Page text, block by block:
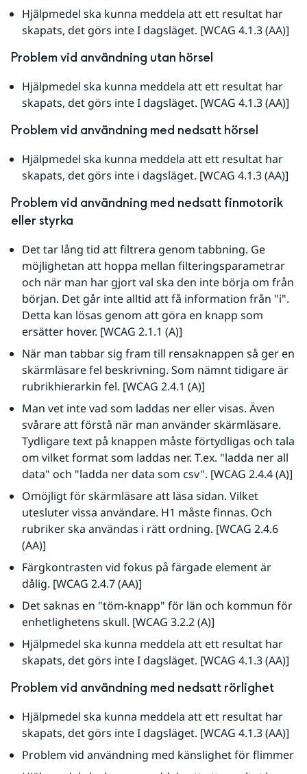
Hjälpmedel ska kunna meddela att ett resultat har
skapats, det görs inte I dagsläget. [WCAG 4.1.3 (AA)]
Problem vid användning utan hörsel
Hjälpmedel ska kunna meddela att ett resultat har
skapats, det görs inte I dagsläget. [WCAG 4.1.3 (AA)]
Problem vid användning med nedsatt hörsel
Hjälpmedel ska kunna meddela att ett resultat har
skapats, det görs inte i dagsläget. [WCAG 4.1.3 (AA)]
Problem vid användning med nedsatt finmotorik
eller styrka
Det tar lång tid att filtrera genom tabbning. Ge
möjlighetan att hoppa mellan filteringsparametrar
och när man har gjort val ska den inte börja om från
början. Det går inte alltid att få information från "i".
Detta kan lösas genom att göra en knapp som
ersätter hover. [WCAG 2.1.1 (A)]
När man tabbar sig fram till rensaknappen så ger en
skärmläsare fel beskrivning. Som nämnt tidigare är
rubrikhierarkin fel. [WCAG 2.4.1 (A)]
Man vet inte vad som laddas ner eller visas. Även
svårare att förstå när man använder skärmläsare.
Tydligare text på knappen måste förtydligas och tala
om vilket format som laddas ner. T.ex. "ladda ner all
data" och "ladda ner data som csv". [WCAG 2.4.4 (A)]
Omöjligt för skärmläsare att läsa sidan. Vilket
utesluter vissa användare. H1 måste finnas. Och
rubriker ska användas i rätt ordning. [WCAG 2.4.6
(AA)]
Färgkontrasten vid fokus på färgade element är
dålig. [WCAG 2.4.7 (AA)]
Det saknas en "töm-knapp" för län och kommun för
enhetlighetens skull. [WCAG 3.2.2 (A)]
Hjälpmedel ska kunna meddela att ett resultat har
skapats, det görs inte I dagsläget. [WCAG 4.1.3 (AA)]
Problem vid användning med nedsatt rörlighet
Hjälpmedel ska kunna meddela att ett resultat har
skapats, det görs inte I dagsläget. [WCAG 4.1.3 (AA)]
Problem vid användning med känslighet för flimmer